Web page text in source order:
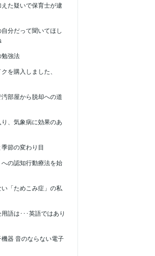
た疑いで保育士が逮
分だって聞いてほし
強法
を購入しました、
部屋から脱却への道
、気象病に効果のあ
節の変わり目
への認知行動療法を始
「ためこみ症」の私
語は･･･英語ではあり
器 音のならない電子